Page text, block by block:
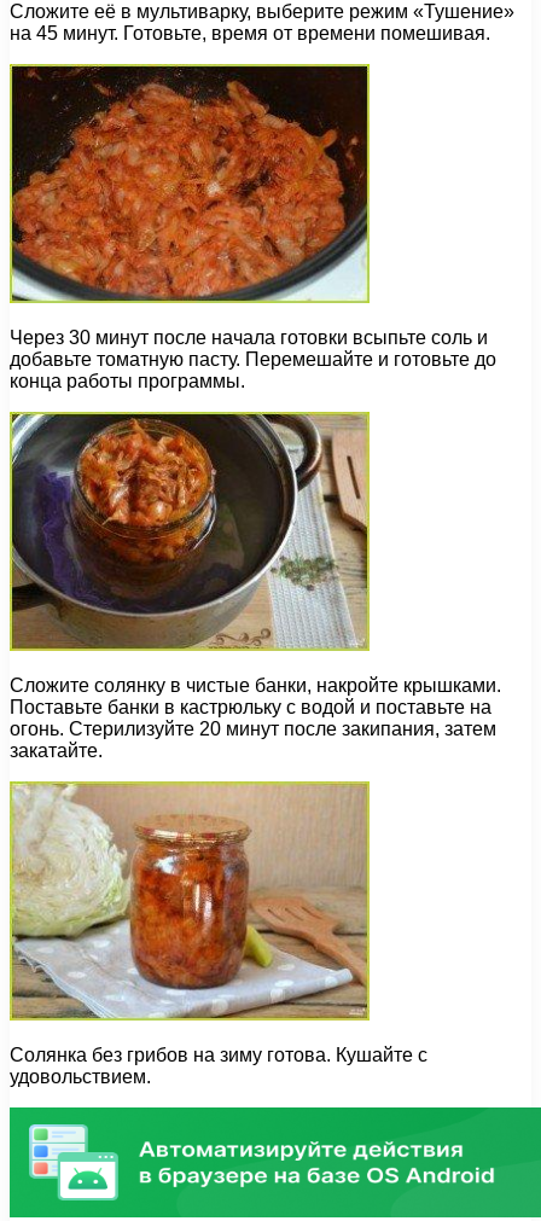
Cложите её в мультиварку, выберите режим «Тушение»
на 45 минут. Готовьте, время от времени помешивая.
Через 30 минут после начала готовки всыпьте соль и
добавьте томатную пасту. Перемешайте и готовьте до
конца работы программы.
Сложите солянку в чистые банки, накройте крышками.
Поставьте банки в кастрюльку с водой и поставьте на
огонь. Стерилизуйте 20 минут после закипания, затем
закатайте.
Солянка без грибов на зиму готова. Кушайте с
удовольствием.